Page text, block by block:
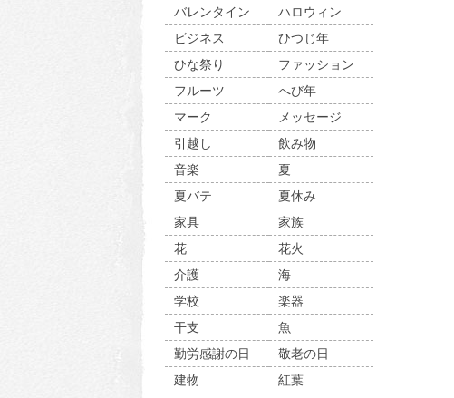
バレンタイン
ハロウィン
ビジネス
ひつじ年
ひな祭り
ファッション
フルーツ
へび年
マーク
メッセージ
引越し
飲み物
音楽
夏
夏バテ
夏休み
家具
家族
花
花火
介護
海
学校
楽器
干支
魚
勤労感謝の日
敬老の日
建物
紅葉